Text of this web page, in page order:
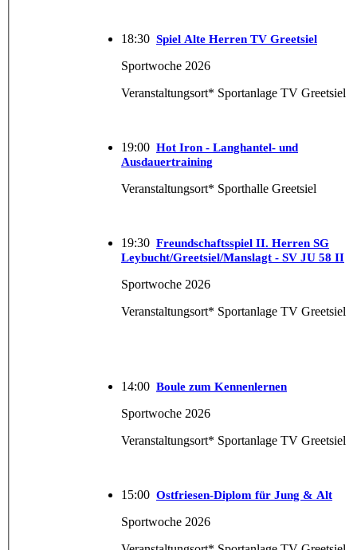
18:30 Spiel Alte Herren TV Greetsiel
Sportwoche 2026
Veranstaltungsort* Sportanlage TV Greetsiel
19:00 Hot Iron - Langhantel- und
Ausdauertraining
Veranstaltungsort* Sporthalle Greetsiel
19:30 Freundschaftsspiel II. Herren SG
Leybucht/Greetsiel/Manslagt - SV JU 58 II
Sportwoche 2026
Veranstaltungsort* Sportanlage TV Greetsiel
14:00 Boule zum Kennenlernen
Sportwoche 2026
Veranstaltungsort* Sportanlage TV Greetsiel
15:00 Ostfriesen-Diplom für Jung & Alt
Sportwoche 2026